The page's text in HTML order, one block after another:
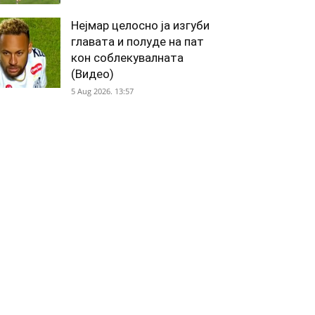
Нејмар целосно ја изгуби
главата и полуде на пат
кон соблекувалната
(Видео)
5 Aug 2026. 13:57